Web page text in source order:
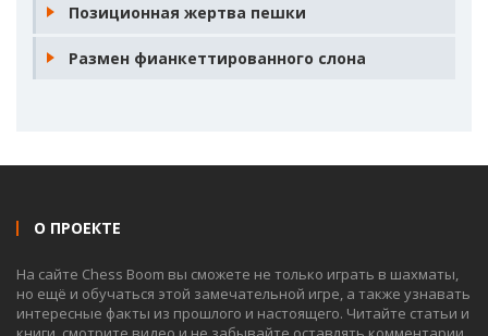
Позиционная жертва пешки
Размен фианкеттированного слона
О ПРОЕКТЕ
На сайте Chess Boom вы сможете не только играть в шахматы,
но ещё и обучаться этой замечательной игре, а также узнавать
интересные факты из прошлого и настоящего. Читайте статьи и